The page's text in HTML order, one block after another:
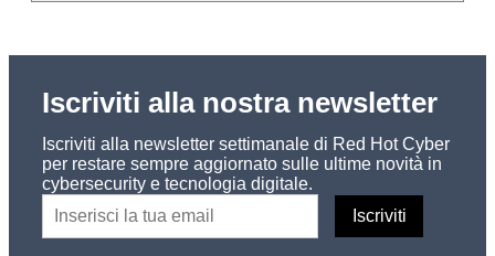
Iscriviti alla nostra newsletter
Iscriviti alla newsletter settimanale di Red Hot Cyber
per restare sempre aggiornato sulle ultime novità in
cybersecurity e tecnologia digitale.